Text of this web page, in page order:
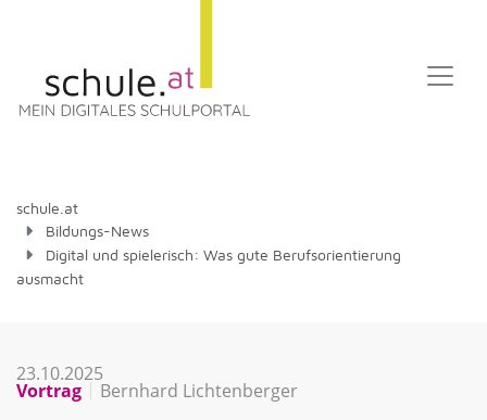
schule.at
Bildungs-News
Digital und spielerisch: Was gute Berufsorientierung
ausmacht
23.10.2025
Vortrag Bernhard Lichtenberger